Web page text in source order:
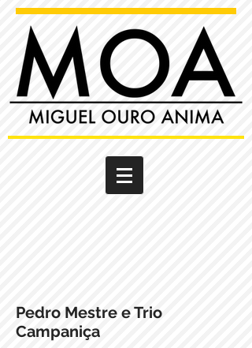
Pedro Mestre e Trio
Campaniça